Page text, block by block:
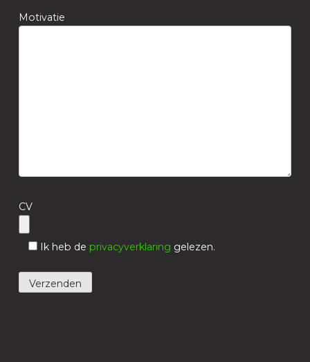
Motivatie
CV
Ik heb de privacyverklaring gelezen.